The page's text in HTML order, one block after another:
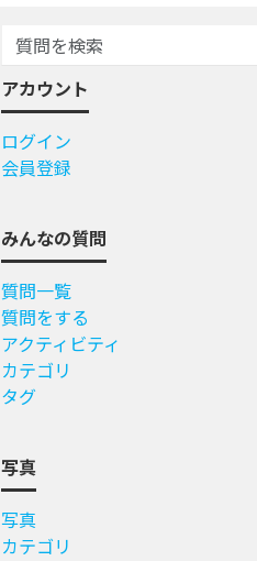
アカウント
ログイン
会員登録
みんなの質問
質問一覧
質問をする
アクティビティ
カテゴリ
タグ
写真
写真
カテゴリ